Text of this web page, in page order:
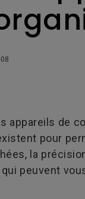
appareils de
pour
la
qui peuvent